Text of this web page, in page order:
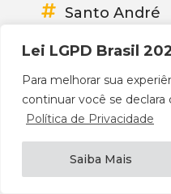
Lei LGPD Brasil
Para melhorar sua
continuar você se declara
Política de Privacidade
Saiba Mais
Santo André
Diadema
Bauru
Franca
Guarujá
Suzano
Embu das